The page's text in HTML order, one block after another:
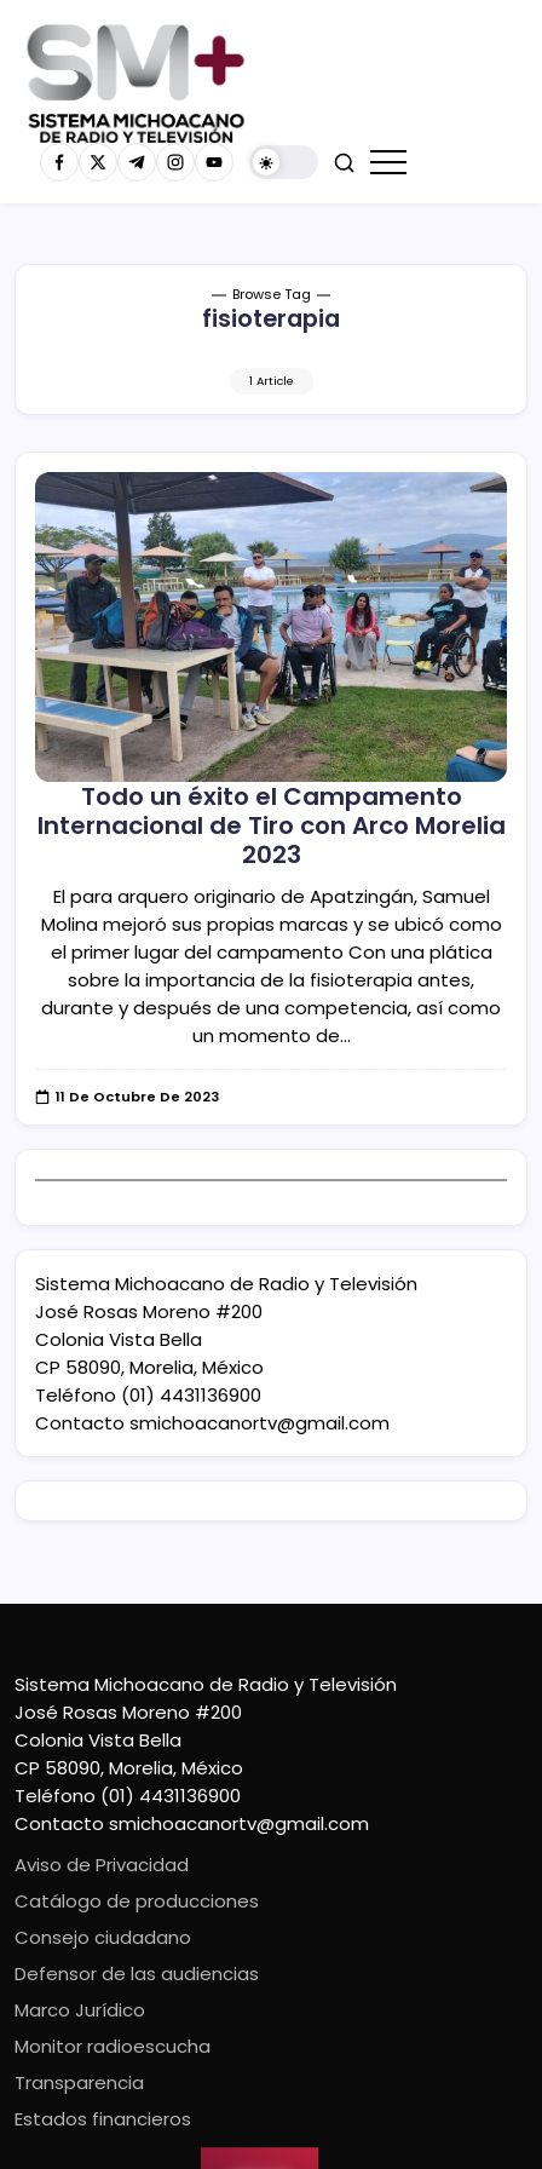
Browse Tag
fisioterapia
1 Article
Todo un éxito el Campamento
Internacional de Tiro con Arco Morelia
2023
El para arquero originario de Apatzingán, Samuel
Molina mejoró sus propias marcas y se ubicó como
el primer lugar del campamento Con una plática
sobre la importancia de la fisioterapia antes,
durante y después de una competencia, así como
un momento de…
11 De Octubre De 2023
Sistema Michoacano de Radio y Televisión
José Rosas Moreno #200
Colonia Vista Bella
CP 58090, Morelia, México
Teléfono (01) 4431136900
Contacto smichoacanortv@gmail.com
Sistema Michoacano de Radio y Televisión
José Rosas Moreno #200
Colonia Vista Bella
CP 58090, Morelia, México
Teléfono (01) 4431136900
Contacto smichoacanortv@gmail.com
Aviso de Privacidad
Catálogo de producciones
Consejo ciudadano
Defensor de las audiencias
Marco Jurídico
Monitor radioescucha
Transparencia
Estados financieros